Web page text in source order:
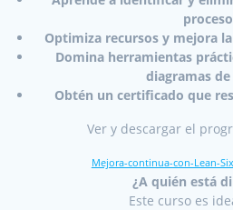
Optimiza recursos y mejora
Domina herramientas
diagramas
Obtén un certificado que
Ver y descargar el
Mejora-continua-con-Lean-
¿A quién está
Este curso es